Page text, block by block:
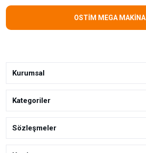
OSTİM MEGA MAKİNA
Kurumsal
Kategoriler
Sözleşmeler